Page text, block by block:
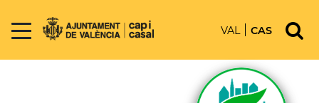
VAL CAS